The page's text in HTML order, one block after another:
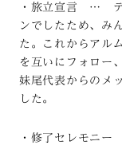
・旅立宣言 … テ
ンでしたため、み
た。これからアル
を互いにフォロー
妹尾代表からのメ
した。
・修了セレモニ